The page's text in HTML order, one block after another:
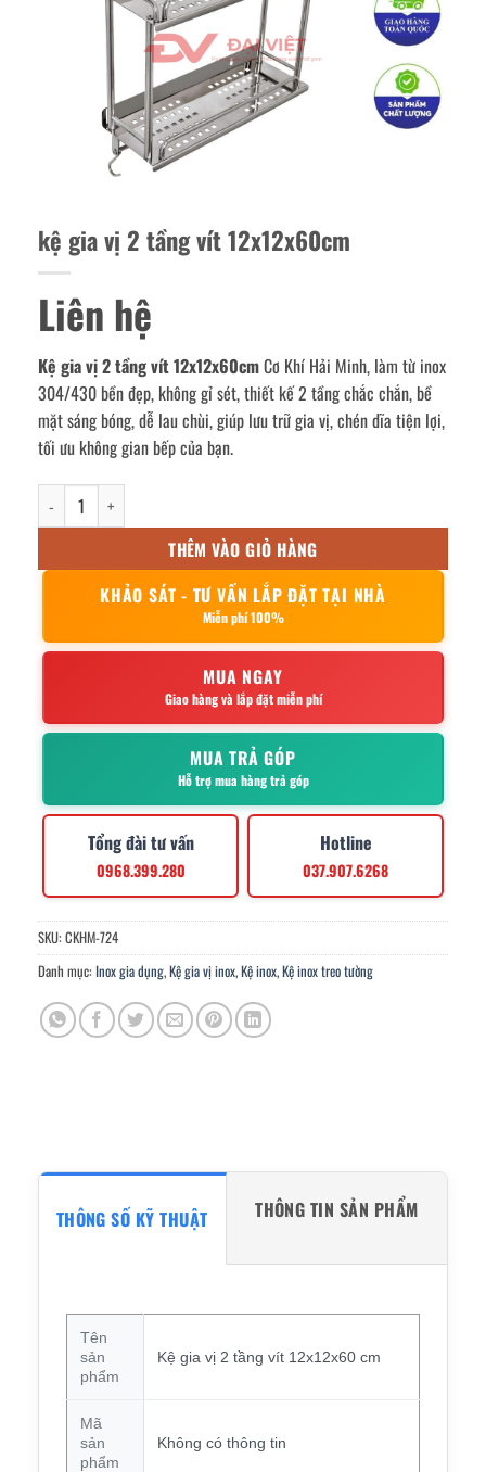
kệ gia vị 2 tầng vít 12x12x60cm
Liên hệ
Kệ gia vị 2 tầng vít 12x12x60cmCơ Khí Hải Minh, làm từ inox
304/430 bền đẹp, không gỉ sét, thiết kế 2 tầng chắc chắn, bề
mặt sáng bóng, dễ lau chùi, giúp lưu trữ gia vị, chén dĩa tiện lợi,
tối ưu không gian bếp của bạn.
kệ gia vị 2 tầng vít 12x12x60cm số lượng
THÊM VÀO GIỎ HÀNG
KHẢO SÁT - TƯ VẤN LẮP ĐẶT TẠI NHÀ
Miễn phí 100%
MUA NGAY
Giao hàng và lắp đặt miễn phí
MUA TRẢ GÓP
Hỗ trợ mua hàng trả góp
Tổng đài tư vấn
0968.399.280
Hotline
037.907.6268
SKU: CKHM-724
Danh mục: Inox gia dụng,Kệ gia vị inox,Kệ inox,Kệ inox treo tường
THÔNG SỐ KỸ THUẬT THÔNG TIN SẢN PHẨM
Tên
sản
phẩm
Kệ gia vị 2 tầng vít 12x12x60 cm
Mã
sản
phẩm
Không có thông tin